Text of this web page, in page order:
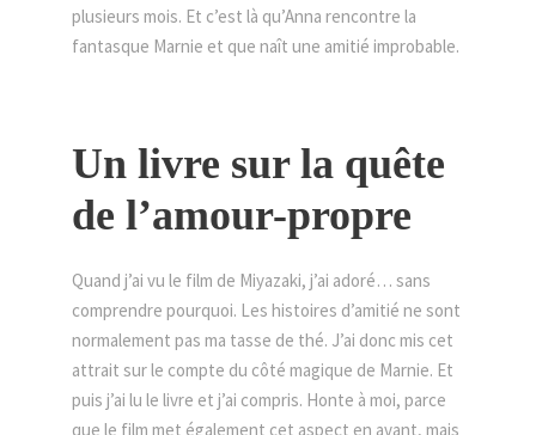
plusieurs mois. Et c’est là qu’Anna rencontre la
fantasque Marnie et que naît une amitié improbable.
Un livre sur la quête
de l’amour-propre
Quand j’ai vu le film de Miyazaki, j’ai adoré… sans
comprendre pourquoi. Les histoires d’amitié ne sont
normalement pas ma tasse de thé. J’ai donc mis cet
attrait sur le compte du côté magique de Marnie. Et
puis j’ai lu le livre et j’ai compris. Honte à moi, parce
que le film met également cet aspect en avant, mais